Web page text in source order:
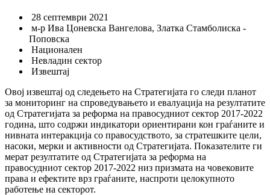
28 септември 2021
м-р Ива Цоневска Вангелова, Златка Стамболиска -
Поповска
Национален
Невладин сектор
Извештај
Овој извештај од следењето на Стратегијата го следи планот
за мониторинг на спроведувањето и евалуација на резултатите
од Стратегијата за реформа на правосудниот сектор 2017-2022
година, што содржи индикатори ориентирани кон граѓаните и
нивната интеракција со правосудството, за стратешките цели,
насоки, мерки и активности од Стратегијата. Показателите ги
мерат резултатите од Стратегијата за реформа на
правосудниот сектор 2017-2022 низ призмата на човековите
права и ефектите врз граѓаните, наспроти целокупното
работење на секторот.